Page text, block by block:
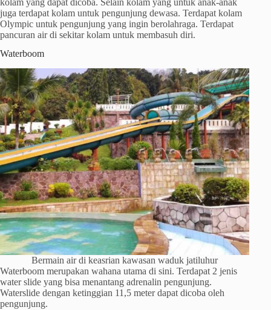
kolam yang dapat dicoba. Selain kolam yang untuk anak-anak
juga terdapat kolam untuk pengunjung dewasa. Terdapat kolam
Olympic untuk pengunjung yang ingin berolahraga. Terdapat
pancuran air di sekitar kolam untuk membasuh diri.
Waterboom
Bermain air di keasrian kawasan waduk jatiluhur
Waterboom merupakan wahana utama di sini. Terdapat 2 jenis
water slide yang bisa menantang adrenalin pengunjung.
Waterslide dengan ketinggian 11,5 meter dapat dicoba oleh
pengunjung.